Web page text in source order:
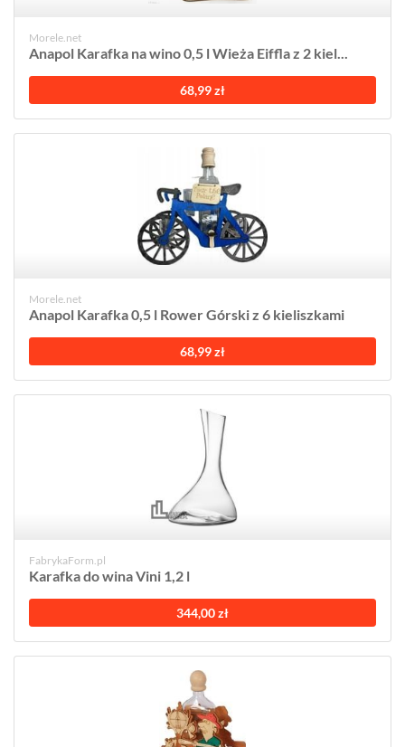
Morele.net
Anapol Karafka na wino 0,5 l Wieża Eiffla z 2 kiel...
68,99 zł
Morele.net
Anapol Karafka 0,5 l Rower Górski z 6 kieliszkami
68,99 zł
FabrykaForm.pl
Karafka do wina Vini 1,2 l
344,00 zł